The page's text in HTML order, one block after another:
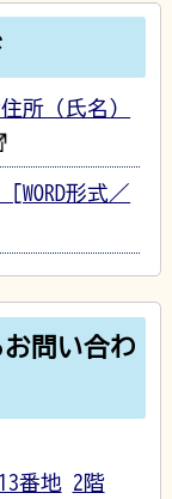
所（氏名）
形式／
問い合わ
番地 2階